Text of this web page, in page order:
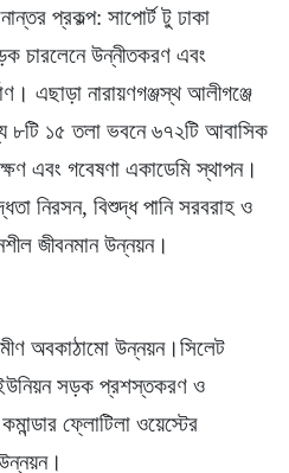
প্রকল্প: সাপোর্ট টু ঢাকা
চারলেনে উন্নীতকরণ এবং
এছাড়া নারায়ণগঞ্জস্থ আলীগঞ্জে
৮টি ১৫ তলা ভবনে ৬৭২টি আবাসিক
এবং গবেষণা একাডেমি স্থাপন।
নিরসন, বিশুদ্ধ পানি সরবরাহ ও
জীবনমান উন্নয়ন।
অবকাঠামো উন্নয়ন।সিলেট
সড়ক প্রশস্তকরণ ও
ফ্লোটিলা ওয়েস্টের